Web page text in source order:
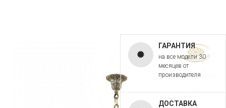
ГАРАНТИЯ
на все модели 30
месяцев от
производителя
ДОСТАВКА